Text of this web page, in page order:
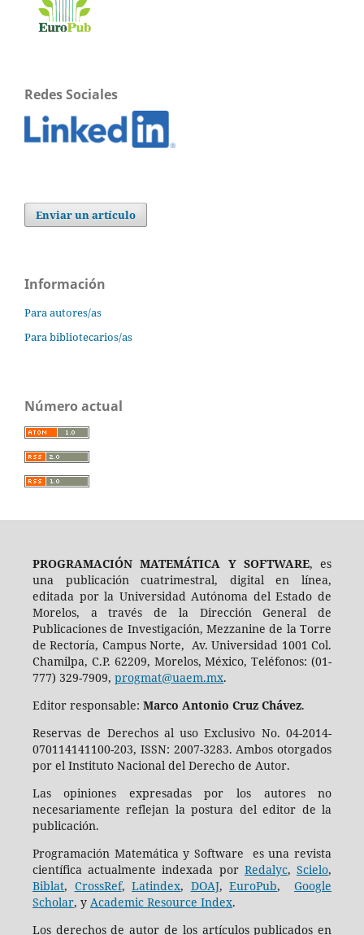
Redes Sociales
Enviar un artículo
Información
Para autores/as
Para bibliotecarios/as
Número actual
PROGRAMACIÓN MATEMÁTICA Y SOFTWARE, es
una publicación cuatrimestral, digital en línea,
editada por la Universidad Autónoma del Estado de
Morelos, a través de la Dirección General de
Publicaciones de Investigación, Mezzanine de la Torre
de Rectoría, Campus Norte, Av. Universidad 1001 Col.
Chamilpa, C.P. 62209, Morelos, México, Teléfonos: (01-
777) 329-7909, progmat@uaem.mx.
Editor responsable: Marco Antonio Cruz Chávez.
Reservas de Derechos al uso Exclusivo No. 04-2014-
070114141100-203, ISSN: 2007-3283. Ambos otorgados
por el Instituto Nacional del Derecho de Autor.
Las opiniones expresadas por los autores no
necesariamente reflejan la postura del editor de la
publicación.
Programación Matemática y Software es una revista
científica actualmente indexada por Redalyc,Scielo,
Biblat, CrossRef,Latindex, DOAJ,EuroPub,Google
Scholar, y Academic Resource Index.
Los derechos de autor de los artículos publicados en